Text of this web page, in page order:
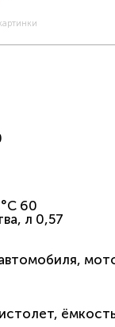
60
л 0,57